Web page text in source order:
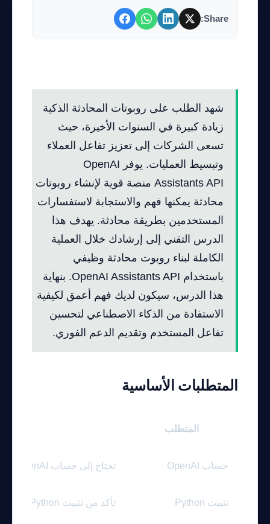
Share:
شهد الطلب على روبوتات المحادثة الذكية
زيادة كبيرة في السنوات الأخيرة، حيث
تسعى الشركات إلى تعزيز تفاعل العملاء
وتبسيط العمليات. يوفر OpenAI
Assistants API منصة قوية لإنشاء روبوتات
محادثة يمكنها فهم والاستجابة لاستفسارات
المستخدمين بطريقة محادثة. يهدف هذا
الدرس التقني إلى إرشادك خلال العملية
الكاملة لبناء روبوت محادثة وظيفي
باستخدام OpenAI Assistants API. بنهاية
هذا الدرس، سيكون لديك فهم أعمق لكيفية
الاستفادة من الذكاء الاصطناعي لتحسين
تفاعل المستخدم وتقديم الدعم الفوري.
المتطلبات الأساسية
المتطلب
حساب OpenAI تحتاج إلى حساب OpenAI للوصول إلى Assistants API.
تثبيت Python تأكد من تثبيت Python ٣.٨ أو أعلى على جهازك.